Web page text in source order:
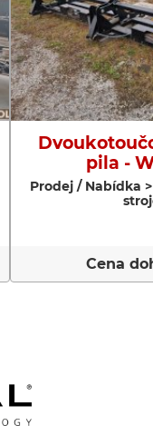
pila -
Prodej / Nabídka
Cena